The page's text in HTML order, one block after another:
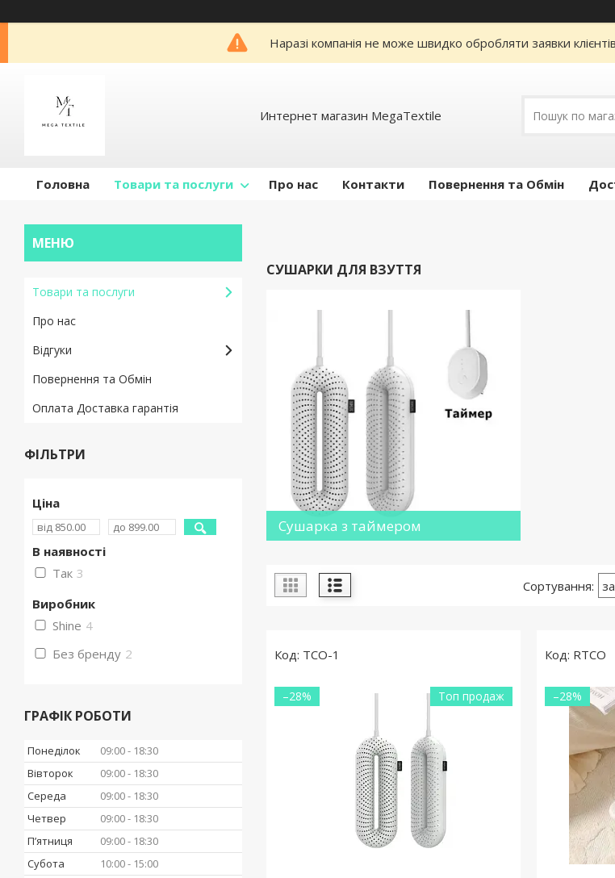
Наразі компанія не може швидко обробляти заявки
Интернет магазин MegaTextile
Головна Товари та послуги Про нас Контакти Повернення та Обмін
СУШАРКИ ДЛЯ ВЗУТТЯ
Сушарка з таймером
TCO-1
Топ продаж
–28%
RTCO
–28%
Товари та послуги
Про нас
Відгуки
Повернення та Обмін
Оплата Доставка гарантія
ФІЛЬТРИ
Ціна
В наявності
Так 3
Виробник
Shine 4
Без бренду 2
ГРАФІК РОБОТИ
Понеділок 09:00
18:30
Вівторок
09:00
18:30
Середа
09:00
18:30
Четвер
09:00
18:30
Пʼятниця
09:00
18:30
Субота
10:00
15:00